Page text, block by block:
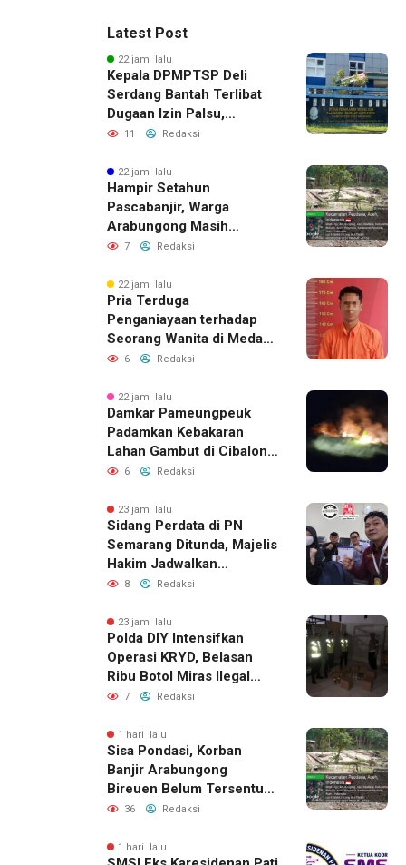
Latest Post
22 jam lalu
Kepala DPMPTSP Deli
Serdang Bantah Terlibat
Dugaan Izin Palsu,
Tegaskan Proses
Jalur Resmi
11 Redaksi
22 jam lalu
Hampir Setahun
Pascabanjir, Warga
Arabungong Masih
Menunggu Bantuan
7 Redaksi
22 jam lalu
Pria Terduga
Penganiayaan terhadap
Seorang Wanita di Medan
Ditangkap Polisi
6 Redaksi
22 jam lalu
Damkar Pameungpeuk
Padamkan Kebakaran
Lahan Gambut di Cibalong,
Permukiman Warga
6 Redaksi
23 jam lalu
Sidang Perdata di PN
Semarang Ditunda, Majelis
Hakim Jadwalkan
Pemanggilan Ulang BPR
8 Redaksi
23 jam lalu
Polda DIY Intensifkan
Operasi KRYD, Belasan
Ribu Botol Miras Ilegal
Berhasil Diamankan
7 Redaksi
1 hari lalu
Sisa Pondasi, Korban
Banjir Arabungong
Bireuen Belum Tersentuh
Bantuan Pascabencana
36 Redaksi
1 hari lalu